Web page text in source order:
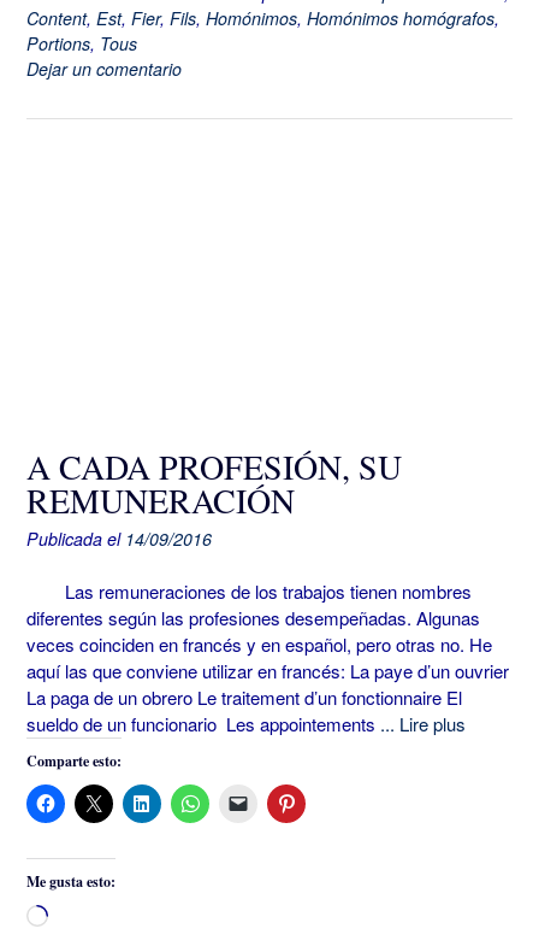
Content, Est, Fier, Fils, Homónimos, Homónimos homógrafos,
Portions, Tous
Dejar un comentario
A CADA PROFESIÓN, SU
REMUNERACIÓN
Publicada el 14/09/2016
Las remuneraciones de los trabajos tienen nombres
diferentes según las profesiones desempeñadas. Algunas
veces coinciden en francés y en español, pero otras no. He
aquí las que conviene utilizar en francés: La paye d’un ouvrier
La paga de un obrero Le traitement d’un fonctionnaire El
sueldo de un funcionario Les appointements ... Lire plus
Comparte esto:
Me gusta esto:
Cargando...